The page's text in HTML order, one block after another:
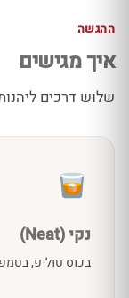
ההגשה
איך מגישים
שלוש דרכים
נקי (Neat)
בכוס טוליפ,